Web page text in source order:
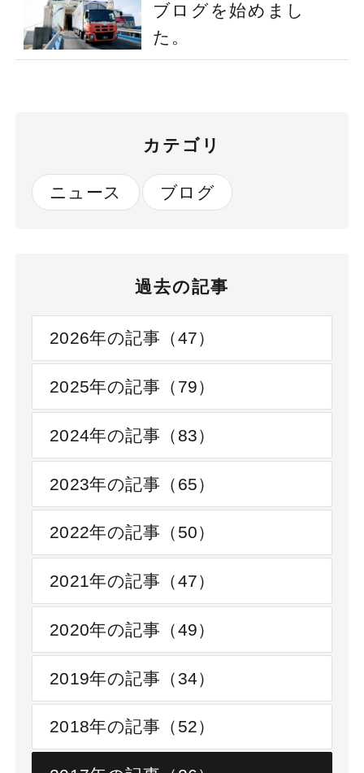
ブログを始めまし
た。
カテゴリ
ニュース ブログ
過去の記事
2026年の記事（47）
2025年の記事（79）
2024年の記事（83）
2023年の記事（65）
2022年の記事（50）
2021年の記事（47）
2020年の記事（49）
2019年の記事（34）
2018年の記事（52）